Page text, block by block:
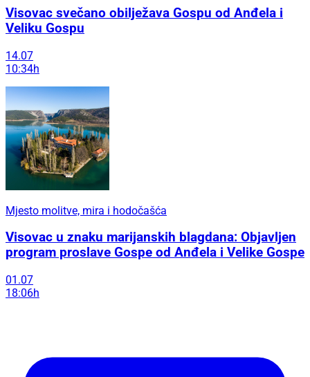
Visovac svečano obilježava Gospu od Anđela i
Veliku Gospu
14.07
10:34h
Mjesto molitve, mira i hodočašća
Visovac u znaku marijanskih blagdana: Objavljen
program proslave Gospe od Anđela i Velike Gospe
01.07
18:06h